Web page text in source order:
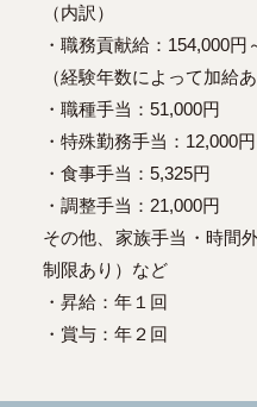
（内訳）
・職務貢献給：154,000円
（経験年数によって加給あ
・職種手当：51,000円
・特殊勤務手当：12,000円
・食事手当：5,325円
・調整手当：21,000円
その他、家族手当・時間
制限あり）など
・昇給：年１回
・賞与：年２回